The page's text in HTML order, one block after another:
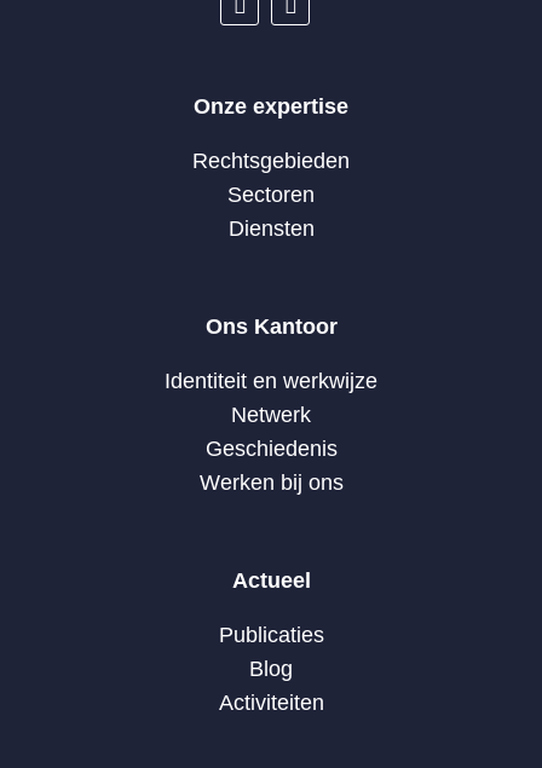
Onze expertise
Rechtsgebieden
Sectoren
Diensten
Ons Kantoor
Identiteit en werkwijze
Netwerk
Geschiedenis
Werken bij ons
Actueel
Publicaties
Blog
Activiteiten